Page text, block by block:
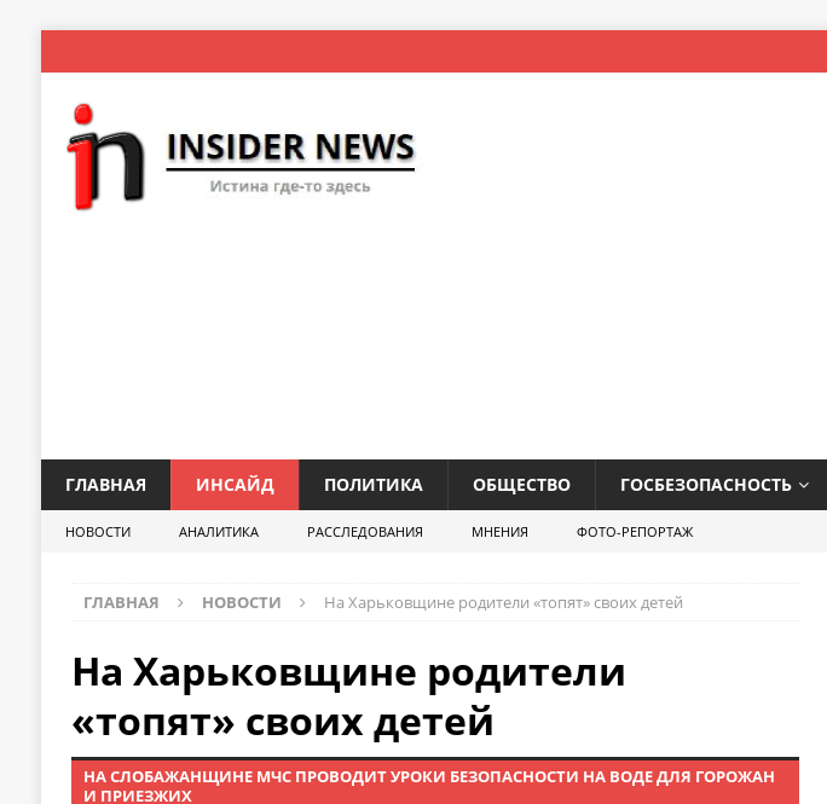
ГЛАВНАЯ ИНСАЙД ПОЛИТИКА ОБЩЕСТВО ГОСБЕЗОПАСНОСТЬ
НОВОСТИ АНАЛИТИКА РАССЛЕДОВАНИЯ МНЕНИЯ ФОТО-РЕПОРТАЖ
ГЛАВНАЯ НОВОСТИ На Харьковщине родители «топят» своих детей
На Харьковщине родители
«топят» своих детей
НА СЛОБАЖАНЩИНЕ МЧС ПРОВОДИТ УРОКИ БЕЗОПАСНОСТИ НА ВОДЕ ДЛЯ ГОРОЖАН
И ПРИЕЗЖИХ